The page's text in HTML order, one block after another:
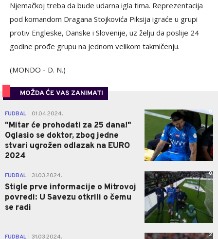
Njemačkoj treba da bude udarna igla tima. Reprezentacija
pod komandom Dragana Stojkovića Piksija igraće u grupi
protiv Engleske, Danske i Slovenije, uz želju da poslije 24
godine prođe grupu na jednom velikom takmičenju.
(MONDO - D. N.)
MOŽDA ĆE VAS ZANIMATI
FUDBAL 01.04.2024.
"Mitar će prohodati za 25 dana!"
Oglasio se doktor, zbog jedne
stvari ugrožen odlazak na EURO
2024
0
FUDBAL 31.03.2024.
Stigle prve informacije o Mitrovoj
povredi: U Savezu otkrili o čemu
se radi
0
FUDBAL 31.03.2024. 2